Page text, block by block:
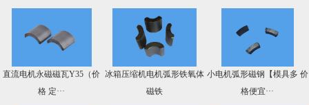
直流电机永磁磁瓦Y35（价
格 定···
冰箱压缩机电机弧形铁氧体
磁铁
小电机弧形磁钢【模具多 价
格便宜···